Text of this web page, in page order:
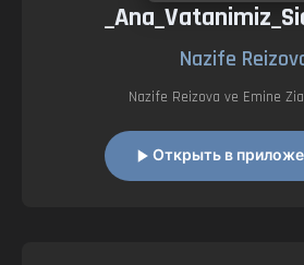
Nazife
Nazife Reizova ve Emine
Открыть в